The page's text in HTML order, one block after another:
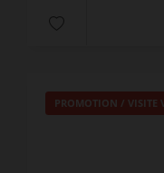
PROMOTION / VISITE